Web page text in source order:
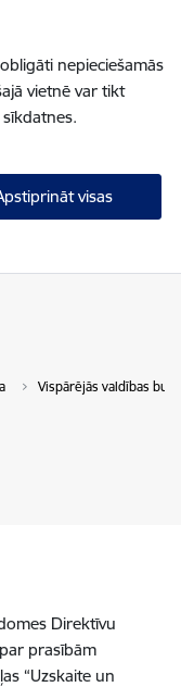
nepieciešamās
vietnē var tikt
visas
Vispārējās valdības
Direktīvu
prasībām
“Uzskaite un